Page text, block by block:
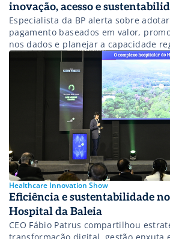
inovação, acesso e
Especialista da BP alerta sobre
pagamento baseados em valor,
nos dados e planejar a capacidade
Healthcare Innovation Show
Eficiência e sustentabilidade no
Hospital da Baleia
CEO Fábio Patrus compartilhou